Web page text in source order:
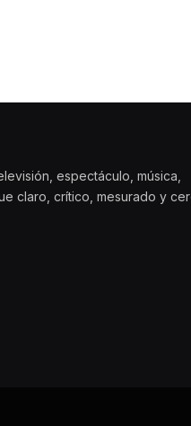
espectáculo, música,
claro, crítico, mesurado y